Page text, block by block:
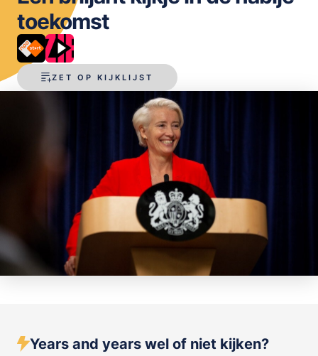
ZET OP KIJKLIJST
toekomst
Years and years wel of niet kijken?